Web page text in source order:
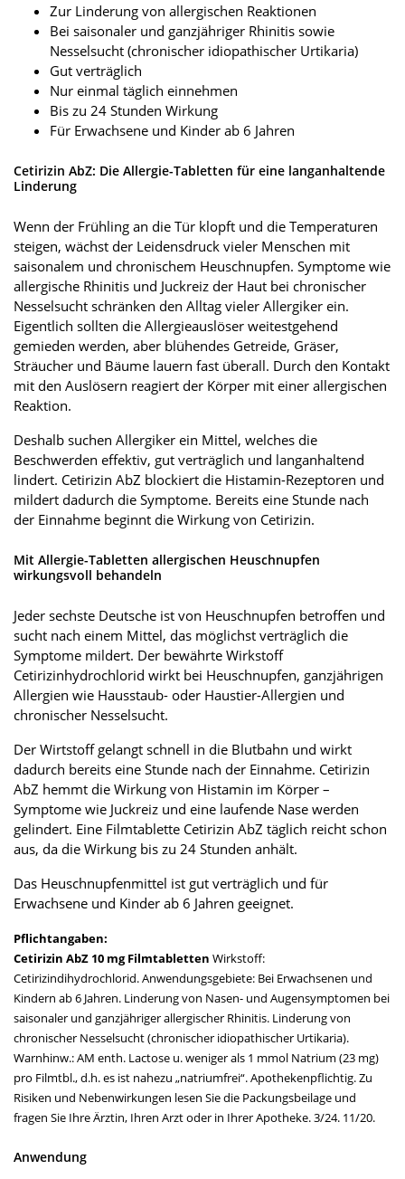
Zur Linderung von allergischen Reaktionen
Bei saisonaler und ganzjähriger Rhinitis sowie
Nesselsucht (chronischer idiopathischer Urtikaria)
Gut verträglich
Nur einmal täglich einnehmen
Bis zu 24 Stunden Wirkung
Für Erwachsene und Kinder ab 6 Jahren
Cetirizin AbZ: Die Allergie-Tabletten für eine langanhaltende
Linderung
Wenn der Frühling an die Tür klopft und die Temperaturen
steigen, wächst der Leidensdruck vieler Menschen mit
saisonalem und chronischem Heuschnupfen. Symptome wie
allergische Rhinitis und Juckreiz der Haut bei chronischer
Nesselsucht schränken den Alltag vieler Allergiker ein.
Eigentlich sollten die Allergieauslöser weitestgehend
gemieden werden, aber blühendes Getreide, Gräser,
Sträucher und Bäume lauern fast überall. Durch den Kontakt
mit den Auslösern reagiert der Körper mit einer allergischen
Reaktion.
Deshalb suchen Allergiker ein Mittel, welches die
Beschwerden effektiv, gut verträglich und langanhaltend
lindert. Cetirizin AbZ blockiert die Histamin-Rezeptoren und
mildert dadurch die Symptome. Bereits eine Stunde nach
der Einnahme beginnt die Wirkung von Cetirizin.
Mit Allergie-Tabletten allergischen Heuschnupfen
wirkungsvoll behandeln
Jeder sechste Deutsche ist von Heuschnupfen betroffen und
sucht nach einem Mittel, das möglichst verträglich die
Symptome mildert. Der bewährte Wirkstoff
Cetirizinhydrochlorid wirkt bei Heuschnupfen, ganzjährigen
Allergien wie Hausstaub- oder Haustier-Allergien und
chronischer Nesselsucht.
Der Wirtstoff gelangt schnell in die Blutbahn und wirkt
dadurch bereits eine Stunde nach der Einnahme. Cetirizin
AbZ hemmt die Wirkung von Histamin im Körper –
Symptome wie Juckreiz und eine laufende Nase werden
gelindert. Eine Filmtablette Cetirizin AbZ täglich reicht schon
aus, da die Wirkung bis zu 24 Stunden anhält.
Das Heuschnupfenmittel ist gut verträglich und für
Erwachsene und Kinder ab 6 Jahren geeignet.
Pflichtangaben:
Cetirizin AbZ 10 mg Filmtabletten Wirkstoff:
Cetirizindihydrochlorid. Anwendungsgebiete: Bei Erwachsenen und
Kindern ab 6 Jahren. Linderung von Nasen- und Augensymptomen bei
saisonaler und ganzjähriger allergischer Rhinitis. Linderung von
chronischer Nesselsucht (chronischer idiopathischer Urtikaria).
Warnhinw.: AM enth. Lactose u. weniger als 1 mmol Natrium (23 mg)
pro Filmtbl., d.h. es ist nahezu „natriumfrei“. Apothekenpflichtig. Zu
Risiken und Nebenwirkungen lesen Sie die Packungsbeilage und
fragen Sie Ihre Ärztin, Ihren Arzt oder in Ihrer Apotheke. 3/24. 11/20.
Anwendung